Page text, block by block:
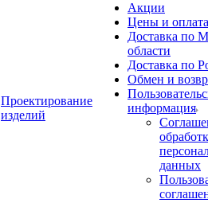
Проектирование
изделий
Акции
Цены и оплата
Доставка по
области
Доставка по
Обмен и
информация
данных